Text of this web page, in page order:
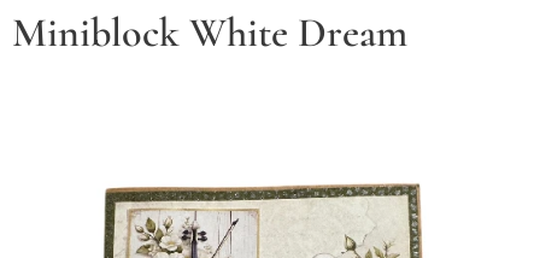
Miniblock White Dream